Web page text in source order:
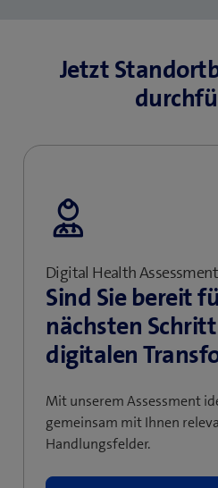
Jetzt
Digital Health Assessment
Sind Sie bereit
nächsten
digitalen
Mit unserem Assessment
gemeinsam mit Ihnen
Handlungsfelder.